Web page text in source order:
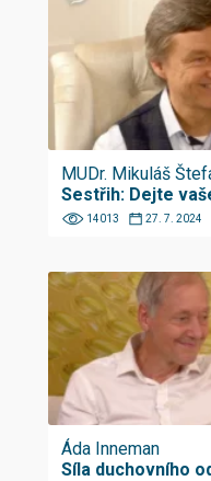
MUDr. Mikuláš
Sestřih: Dejte
14013 27. 7. 2024
Áda Inneman
Síla duchovního